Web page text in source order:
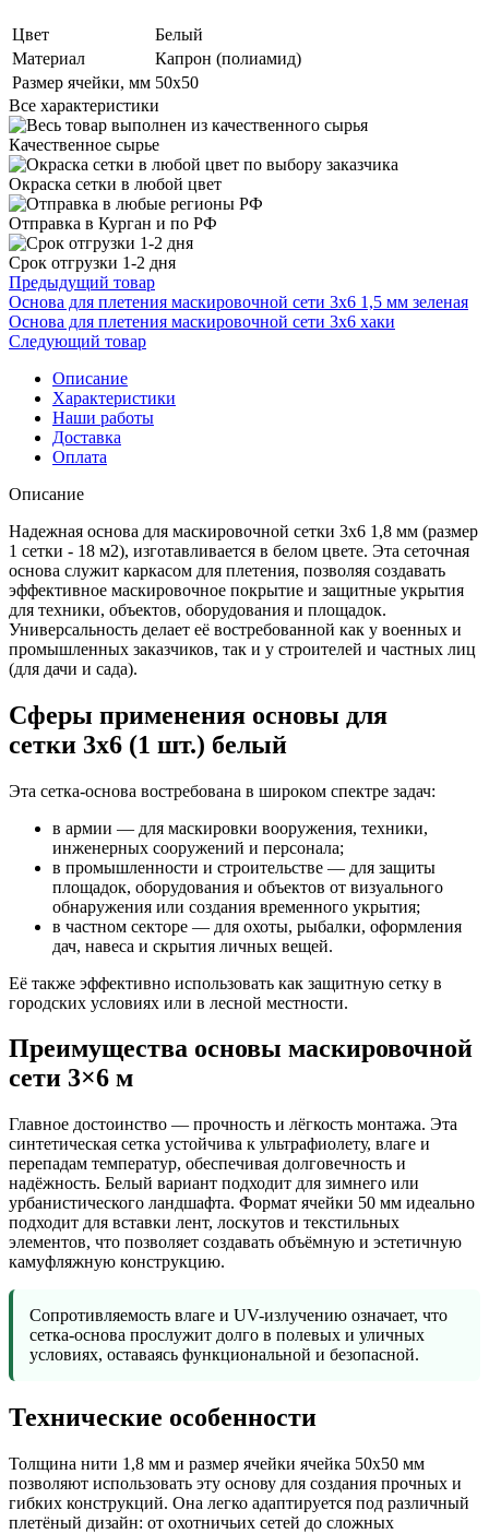
Цвет
Белый
Материал
Капрон (полиамид)
Размер ячейки, мм 50х50
Все характеристики
Качественное сырье
Окраска сетки в любой цвет
Отправка в Курган и по РФ
Срок отгрузки 1-2 дня
Предыдущий товар
Основа для плетения маскировочной сети 3х6 1,5 мм зеленая
Основа для плетения маскировочной сети 3х6 хаки
Следующий товар
Описание
Характеристики
Наши работы
Доставка
Оплата
Описание
Надежная основа для маскировочной сетки 3х6 1,8 мм (размер
1 сетки - 18 м2), изготавливается в белом цвете. Эта сеточная
основа служит каркасом для плетения, позволяя создавать
эффективное маскировочное покрытие и защитные укрытия
для техники, объектов, оборудования и площадок.
Универсальность делает её востребованной как у военных и
промышленных заказчиков, так и у строителей и частных лиц
(для дачи и сада).
Сферы применения основы для
сетки 3х6 (1 шт.) белый
Эта сетка-основа востребована в широком спектре задач:
в армии — для маскировки вооружения, техники,
инженерных сооружений и персонала;
в промышленности и строительстве — для защиты
площадок, оборудования и объектов от визуального
обнаружения или создания временного укрытия;
в частном секторе — для охоты, рыбалки, оформления
дач, навеса и скрытия личных вещей.
Её также эффективно использовать как защитную сетку в
городских условиях или в лесной местности.
Преимущества основы маскировочной
сети 3×6 м
Главное достоинство — прочность и лёгкость монтажа. Эта
синтетическая сетка устойчива к ультрафиолету, влаге и
перепадам температур, обеспечивая долговечность и
надёжность. Белый вариант подходит для зимнего или
урбанистического ландшафта. Формат ячейки 50 мм идеально
подходит для вставки лент, лоскутов и текстильных
элементов, что позволяет создавать объёмную и эстетичную
камуфляжную конструкцию.
Сопротивляемость влаге и UV-излучению означает, что
сетка-основа прослужит долго в полевых и уличных
условиях, оставаясь функциональной и безопасной.
Технические особенности
Толщина нити 1,8 мм и размер ячейки ячейка 50х50 мм
позволяют использовать эту основу для создания прочных и
гибких конструкций. Она легко адаптируется под различный
плетёный дизайн: от охотничьих сетей до сложных